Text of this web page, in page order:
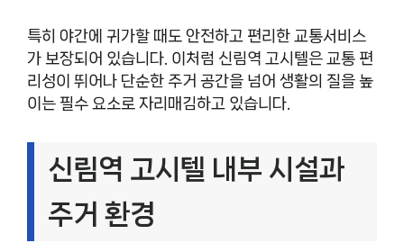
특히 야간에 귀가할 때도 안전하고 편리한 교통서비스
가 보장되어 있습니다. 이처럼 신림역 고시텔은 교통 편
리성이 뛰어나 단순한 주거 공간을 넘어 생활의 질을 높
이는 필수 요소로 자리매김하고 있습니다.
신림역 고시텔 내부 시설과
주거 환경